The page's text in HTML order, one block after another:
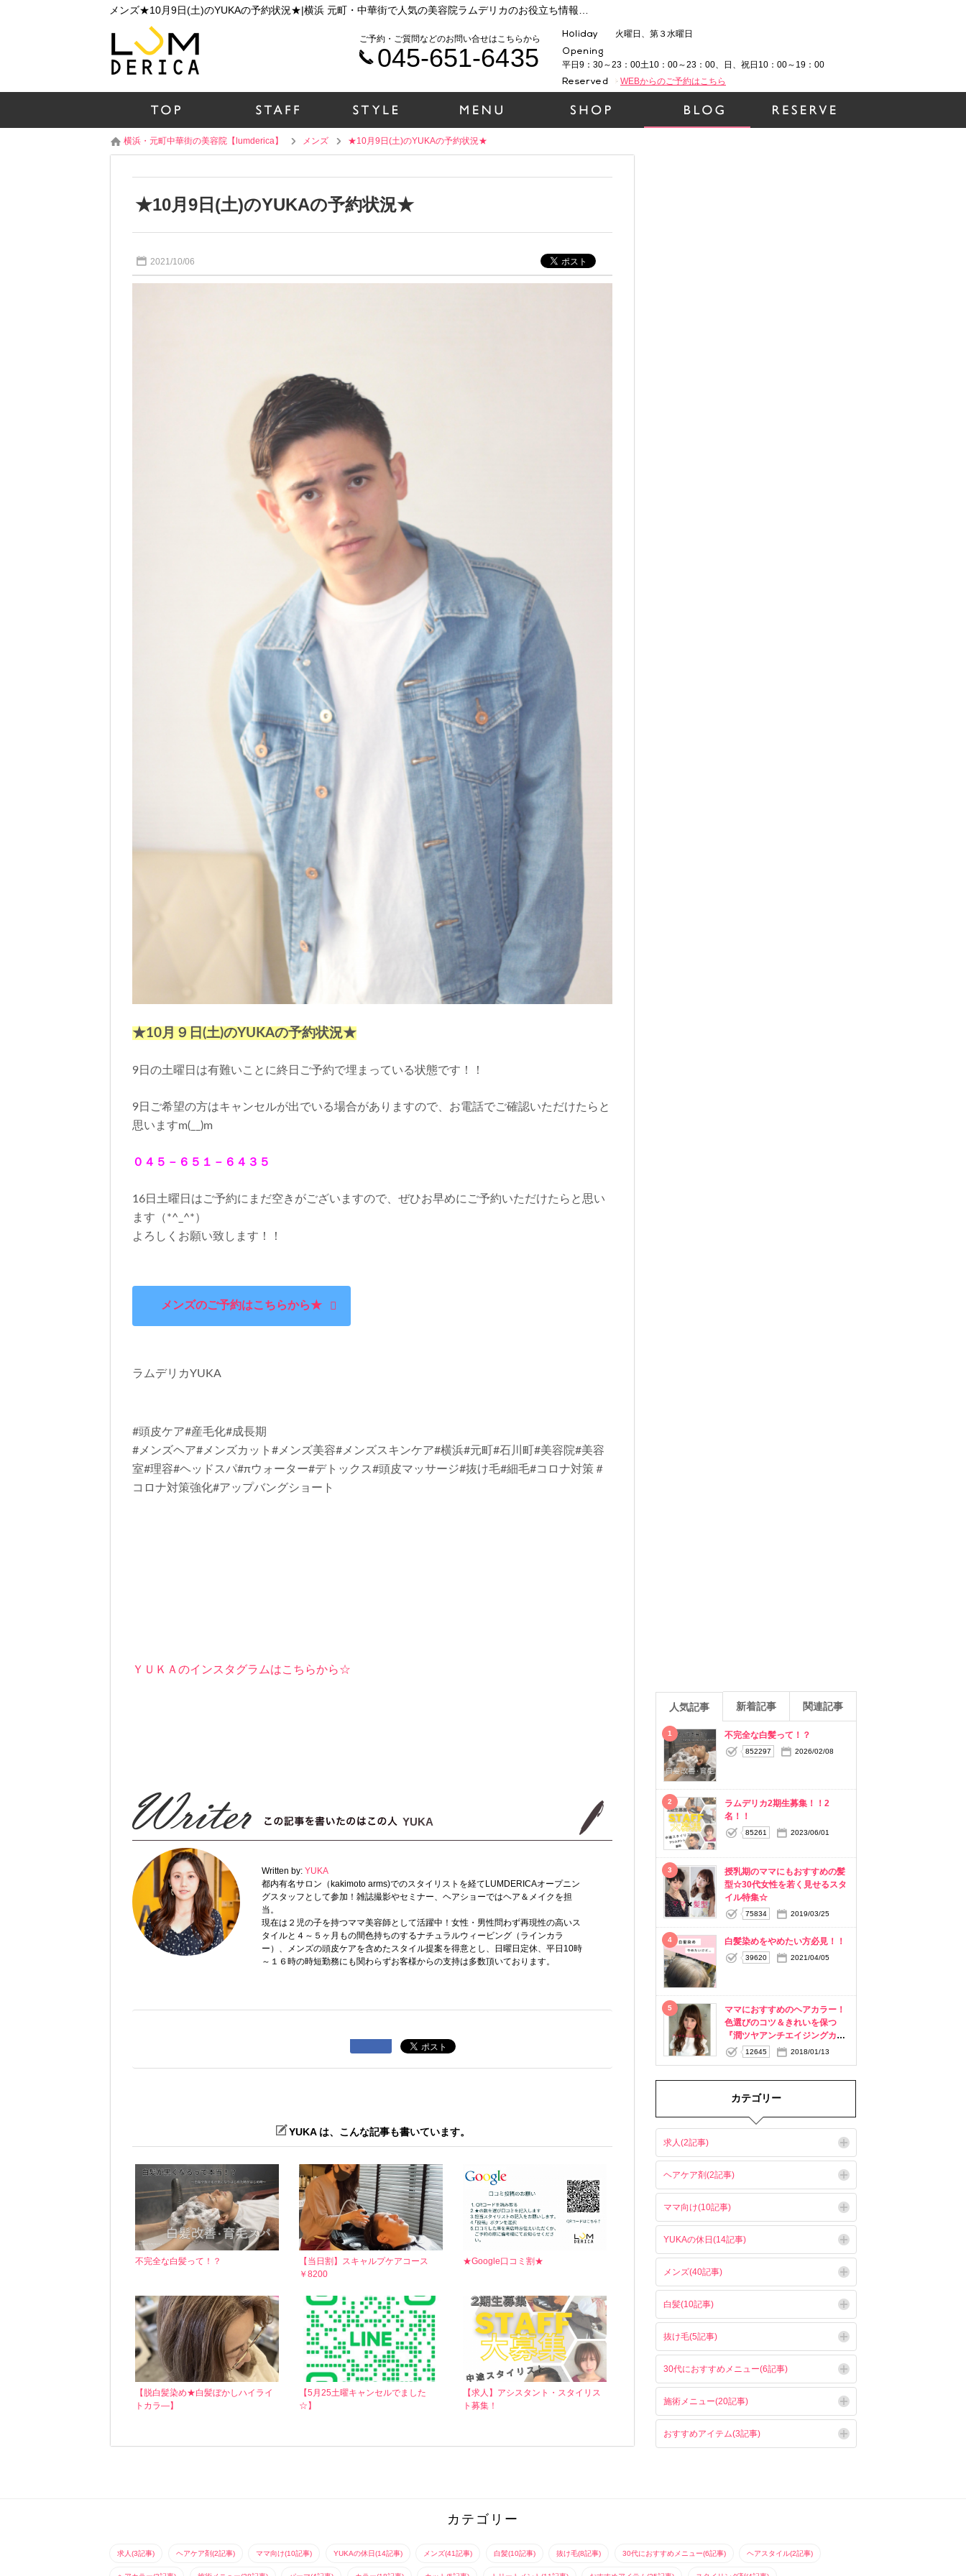
火曜日、第３水曜日
平日9：30～23：00土10：00～23：00、日、祝日10：00～19：00
WEBからのご予約はこちら
ご予約・ご質問などのお問い合せはこちらから
045-651-6435
横浜・元町中華街の美容院【lumderica】 メンズ ★10月9日(土)のYUKAの予約状況★
★10月9日(土)のYUKAの予約状況★
2021/10/06
★10月９日(土)のYUKAの予約状況★
9日の土曜日は有難いことに終日ご予約で埋まっている状態です！！
9日ご希望の方はキャンセルが出でいる場合がありますので、お電話でご確認いただけたらと
思いますm(__)m
０４５－６５１－６４３５
16日土曜日はご予約にまだ空きがございますので、ぜひお早めにご予約いただけたらと思い
ます（*^_^*）
よろしくお願い致します！！
メンズのご予約はこちらから★
ラムデリカYUKA
#頭皮ケア#産毛化#成長期
#メンズヘア#メンズカット#メンズ美容#メンズスキンケア#横浜#元町#石川町#美容院#美容
室#理容#ヘッドスパ#πウォーター#デトックス#頭皮マッサージ#抜け毛#細毛#コロナ対策＃
コロナ対策強化#アップバングショート
ＹＵＫＡのインスタグラムはこちらから☆
YUKA
Written by: YUKA
都内有名サロン（kakimoto arms)でのスタイリストを経てLUMDERICAオープニン
グスタッフとして参加！雑誌撮影やセミナー、ヘアショーではヘア＆メイクを担
当。
現在は２児の子を持つママ美容師として活躍中！女性・男性問わず再現性の高いス
タイルと４～５ヶ月もの間色持ちのするナチュラルウィービング（ラインカラ
ー）、メンズの頭皮ケアを含めたスタイル提案を得意とし、日曜日定休、平日10時
～１６時の時短勤務にも関わらずお客様からの支持は多数頂いております。
YUKA は、こんな記事も書いています。
不完全な白髪って！？
【当日割】スキャルプケアコース
￥8200
★Google口コミ割★
【脱白髪染め★白髪ぼかしハイライ
トカラ―】
【5月25土曜キャンセルでました
☆】
【求人】アシスタント・スタイリス
ト募集！
人気記事 新着記事 関連記事
1 不完全な白髪って！？
852297 2026/02/08
2
ラムデリカ2期生募集！！2
名！！
85261 2023/06/01
3
授乳期のママにもおすすめの髪
型☆30代女性を若く見せるスタ
イル特集☆
75834 2019/03/25
4 白髪染めをやめたい方必見！！
39620 2021/04/05
5
ママにおすすめのヘアカラー！
色選びのコツ＆きれいを保つ
『潤ツヤアンチエイジングカラ
ー』
12645 2018/01/13
カテゴリー
求人(2記事)
ヘアケア剤(2記事)
ママ向け(10記事)
YUKAの休日(14記事)
メンズ(40記事)
白髪(10記事)
抜け毛(5記事)
30代におすすめメニュー(6記事)
施術メニュー(20記事)
おすすめアイテム(3記事)
カテゴリー
求人(3記事) ヘアケア剤(2記事) ママ向け(10記事) YUKAの休日(14記事) メンズ(41記事) 白髪(10記事) 抜け毛(8記事) 30代におすすめメニュー(6記事) ヘアスタイル(2記事)